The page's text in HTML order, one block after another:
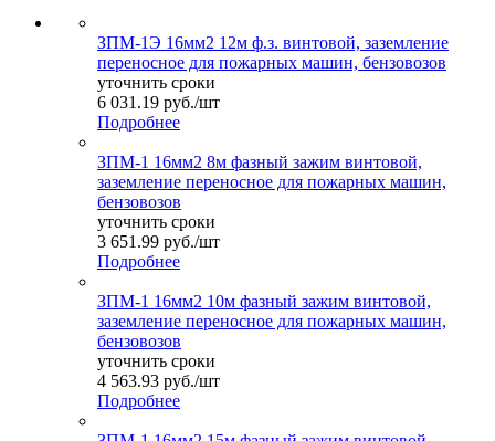
ЗПМ-1Э 16мм2 12м ф.з. винтовой, заземление
переносное для пожарных машин, бензовозов
уточнить сроки
6 031.19 руб./шт
Подробнее
ЗПМ-1 16мм2 8м фазный зажим винтовой,
заземление переносное для пожарных машин,
бензовозов
уточнить сроки
3 651.99 руб./шт
Подробнее
ЗПМ-1 16мм2 10м фазный зажим винтовой,
заземление переносное для пожарных машин,
бензовозов
уточнить сроки
4 563.93 руб./шт
Подробнее